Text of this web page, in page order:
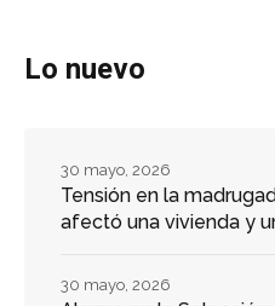
Lo nuevo
Tensión en la
afectó una vivienda y
30 mayo, 2026
30 mayo, 2026